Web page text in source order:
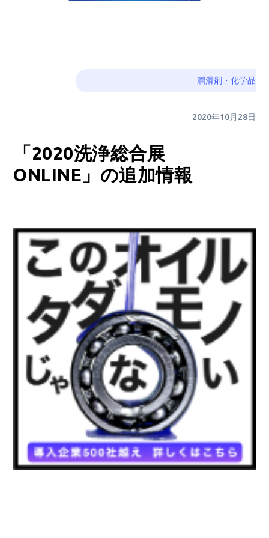
潤滑剤・化学品
2020年10月28日
「2020洗浄総合展
ONLINE」の追加情報